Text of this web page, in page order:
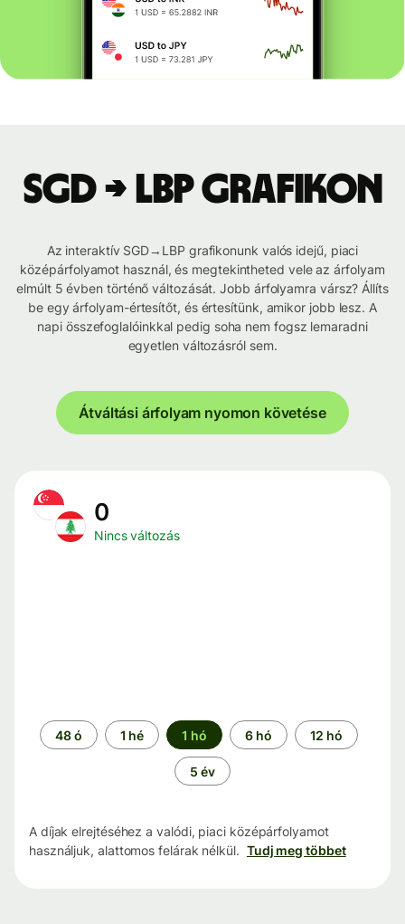
SGD → LBP grafikon
Az interaktív SGD→LBP grafikonunk valós idejű, piaci
középárfolyamot használ, és megtekintheted vele az árfolyam
elmúlt 5 évben történő változását. Jobb árfolyamra vársz? Állíts
be egy árfolyam-értesítőt, és értesítünk, amikor jobb lesz. A
napi összefoglalóinkkal pedig soha nem fogsz lemaradni
egyetlen változásról sem.
Átváltási árfolyam nyomon követése
0
Nincs változás
Időszak
48 ó 1 hé 1 hó 6 hó 12 hó
5 év
A díjak elrejtéséhez a valódi, piaci középárfolyamot
használjuk, alattomos felárak nélkül. Tudj meg többet